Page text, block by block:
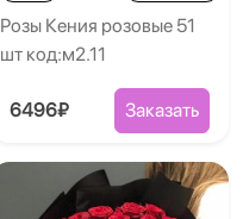
Розы Кения розовые 51
шт код:м2.11
6496₽ Заказать